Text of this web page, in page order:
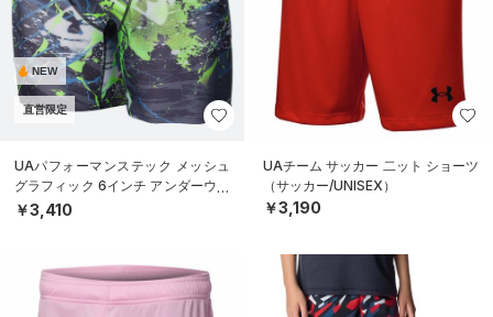
NEW
直営限定
UAパフォーマンステック メッシュ
グラフィック 6インチ アンダーウェ
ア（トレーニング/MEN）
￥3,410
UAチーム サッカー 二ット ショーツ
（サッカー/UNISEX）
￥3,190